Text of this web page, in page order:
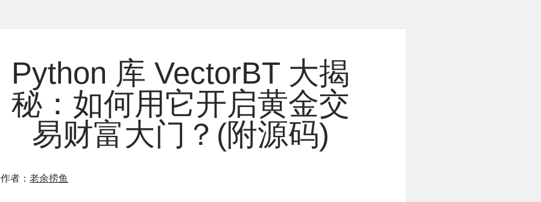
Python 库 VectorBT 大揭
秘：如何用它开启黄金交
易财富大门？(附源码)
作者：老余捞鱼